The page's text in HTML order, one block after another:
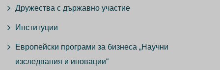
Дружества с държавно участие
Институции
Европейски програми за бизнеса „Научни
изследвания и иновации“